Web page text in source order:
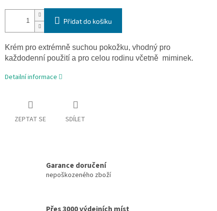
Přidat do košíku
Krém pro extrémně suchou pokožku, vhodný pro
každodenní použití a pro celou rodinu včetně miminek.
Detailní informace
ZEPTAT SE SDÍLET
Garance doručení
nepoškozeného zboží